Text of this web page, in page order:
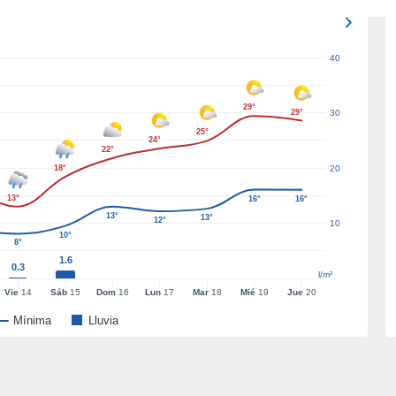
Mínima Lluvia
Vie14 Sáb15 Dom16 Lun 17 Mar18 Mié19 Jue20
10
20
30
40
l/m²
0.3
1.6
13°
18°
22°
24°
25°
29°
29°
8°
10°
13° 12° 13°
16° 16°